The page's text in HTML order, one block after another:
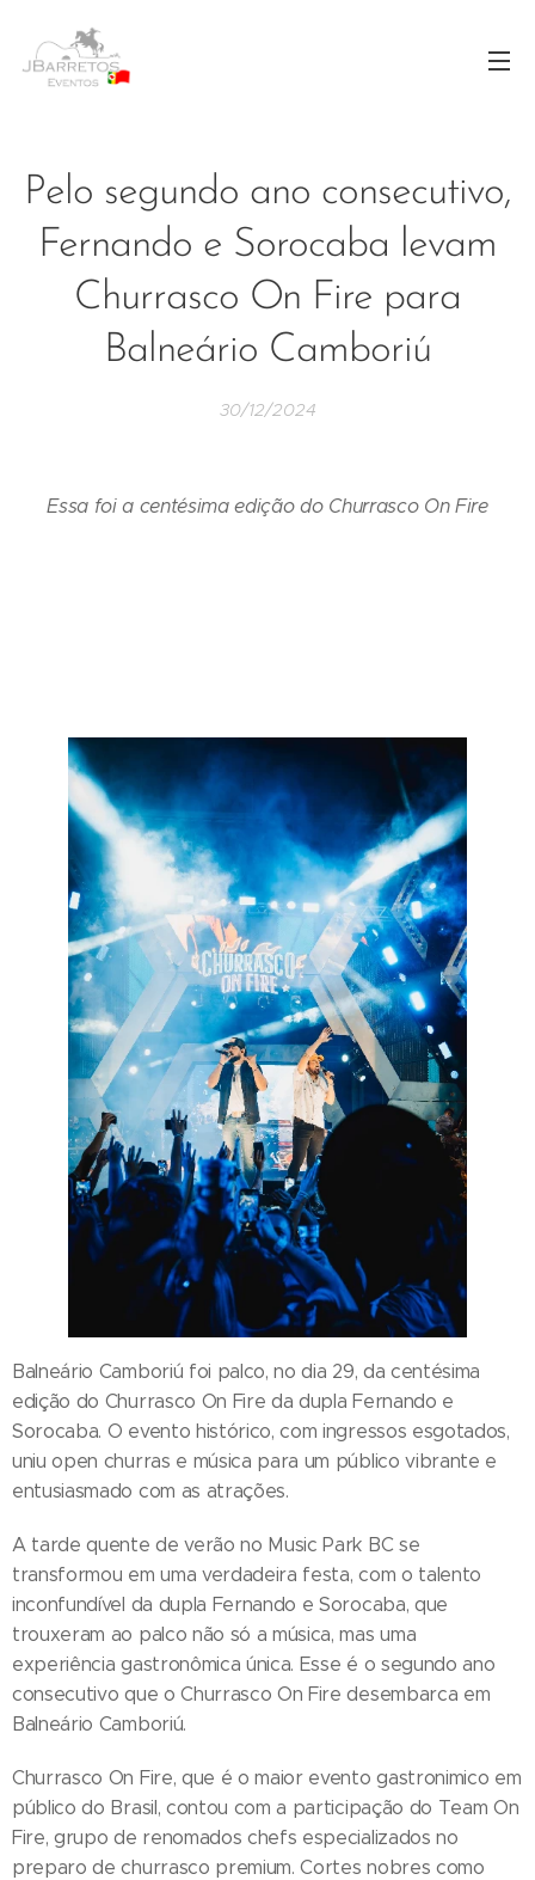
Pelo segundo ano consecutivo,
Fernando e Sorocaba levam
Churrasco On Fire para
Balneário Camboriú
30/12/2024
Essa foi a centésima edição do Churrasco On Fire
Balneário Camboriú foi palco, no dia 29, da centésima
edição do Churrasco On Fire da dupla Fernando e
Sorocaba. O evento histórico, com ingressos esgotados,
uniu open churras e música para um público vibrante e
entusiasmado com as atrações.
A tarde quente de verão no Music Park BC se
transformou em uma verdadeira festa, com o talento
inconfundível da dupla Fernando e Sorocaba, que
trouxeram ao palco não só a música, mas uma
experiência gastronômica única. Esse é o segundo ano
consecutivo que o Churrasco On Fire desembarca em
Balneário Camboriú.
Churrasco On Fire, que é o maior evento gastronimico em
público do Brasil, contou com a participação do Team On
Fire, grupo de renomados chefs especializados no
preparo de churrasco premium. Cortes nobres como